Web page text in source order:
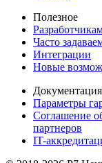
Полезное
Часто
Интеграции
Новые
Документация
Параметры
Соглашение
партнеров
IT-